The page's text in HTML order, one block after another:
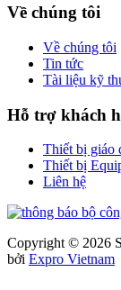
Về chúng tôi
Về chúng tôi
Tin tức
Tài liệu kỹ
Hỗ trợ khách
Thiết bị giáo
Thiết bị
Liên hệ
Copyright © 2026
bởi Expro Vietnam